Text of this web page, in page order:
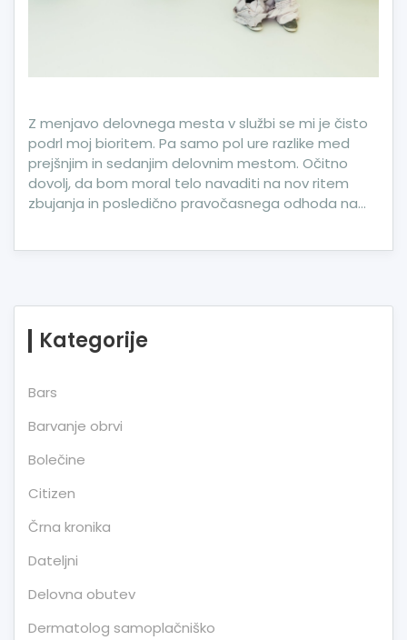
Z menjavo delovnega mesta v službi se mi je čisto
podrl moj bioritem. Pa samo pol ure razlike med
prejšnjim in sedanjim delovnim mestom. Očitno
dovolj, da bom moral telo navaditi na nov ritem
zbujanja in posledično pravočasnega odhoda na…
Kategorije
Bars
Barvanje obrvi
Bolečine
Citizen
Črna kronika
Dateljni
Delovna obutev
Dermatolog samoplačniško